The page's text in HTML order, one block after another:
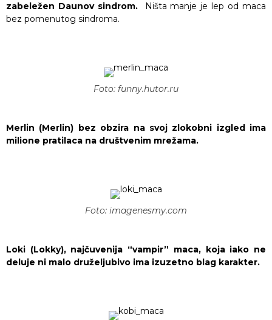
zabeležen Daunov sindrom.
Ništa manje je lep od maca
bez pomenutog sindroma.
Foto: funny.hutor.ru
Merlin (Merlin) bez obzira na svoj zlokobni izgled ima
milione pratilaca na društvenim mrežama.
Foto: imagenesmy.com
Loki (Lokky), najčuvenija “vampir” maca, koja iako ne
deluje ni malo druželjubivo ima izuzetno blag karakter.